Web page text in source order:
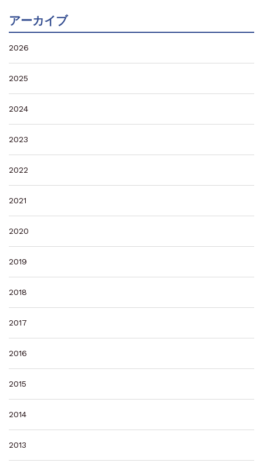
アーカイブ
2026
2025
2024
2023
2022
2021
2020
2019
2018
2017
2016
2015
2014
2013